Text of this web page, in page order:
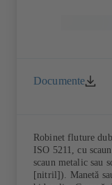
Documente
Robinet fluture
ISO 5211, cu
scaun metalic sau
[nitril]). Manetă